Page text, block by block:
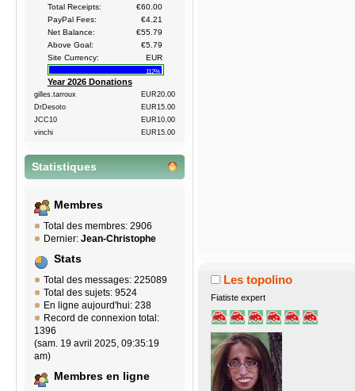
Total Receipts:
€60.00
PayPal Fees:
€4.21
Net Balance:
€55.79
Above Goal:
€5.79
Site Currency:
EUR
112%
Year 2026 Donations
gilles.tarroux
EUR20.00
DrDesoto
EUR15.00
JCC10
EUR10.00
vinchi
EUR15.00
Statistiques
Membres
Total des membres: 2906
Dernier: Jean-Christophe
Stats
Total des messages: 225089
Total des sujets: 9524
En ligne aujourd'hui: 238
Record de connexion total:
1396
(sam. 19 avril 2025, 09:35:19
am)
Membres en ligne
Les topolino
Fiatiste expert